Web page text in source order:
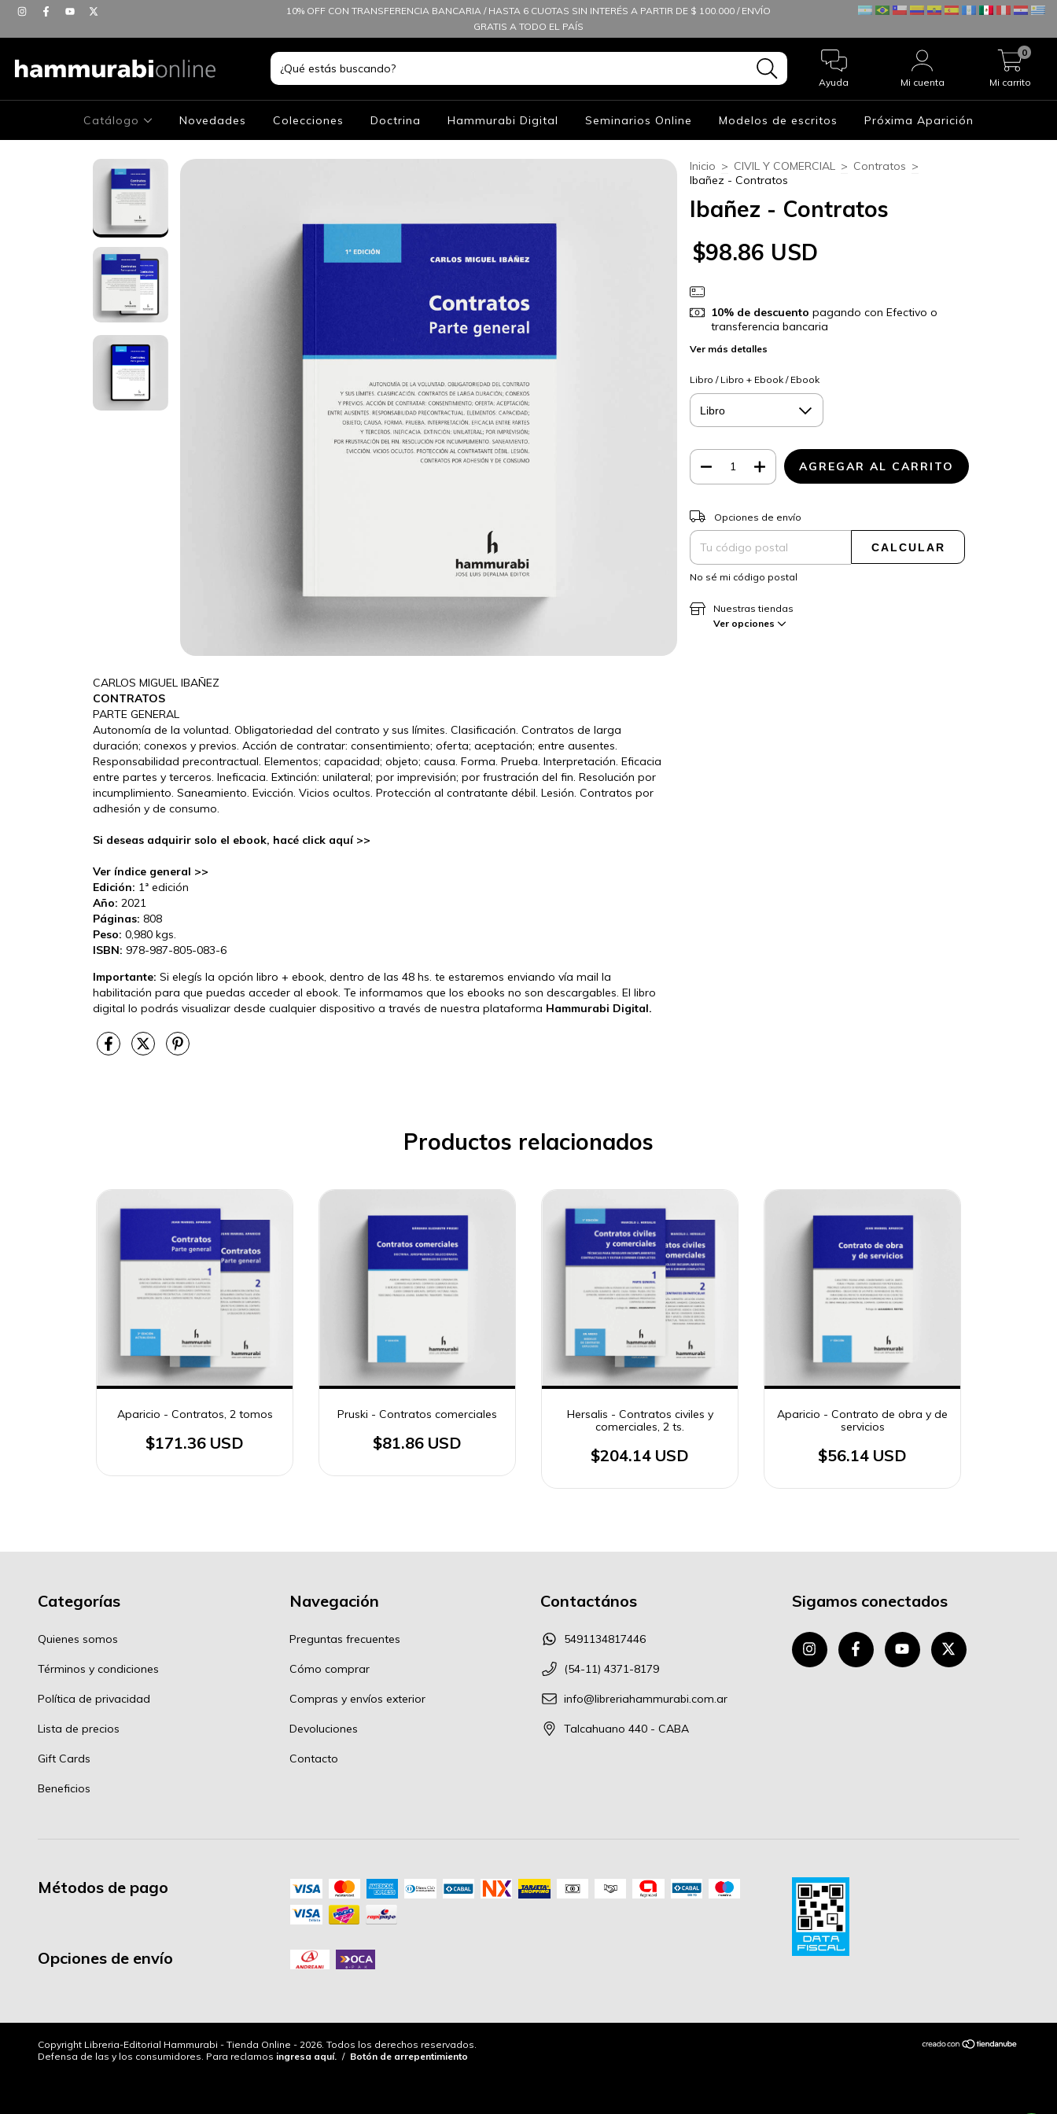
10% OFF CON TRANSFERENCIA BANCARIA / HASTA 6 CUOTAS SIN INTERÉS A PARTIR DE $ 100.000 / ENVÍO
GRATIS A TODO EL PAÍS
Ayuda Mi cuenta Mi carrito
0
Catálogo Novedades Colecciones Doctrina Hammurabi Digital Seminarios Online Modelos de escritos Próxima Aparición
CARLOS MIGUEL IBAÑEZ
CONTRATOS
PARTE GENERAL
Autonomía de la voluntad. Obligatoriedad del contrato y sus límites. Clasificación. Contratos de larga
duración; conexos y previos. Acción de contratar: consentimiento; oferta; aceptación; entre ausentes.
Responsabilidad precontractual. Elementos; capacidad; objeto; causa. Forma. Prueba. Interpretación. Eficacia
entre partes y terceros. Ineficacia. Extinción: unilateral; por imprevisión; por frustración del fin. Resolución por
incumplimiento. Saneamiento. Evicción. Vicios ocultos. Protección al contratante débil. Lesión. Contratos por
adhesión y de consumo.
Si deseas adquirir solo el ebook, hacé click aquí >>
Ver índice general >>
Edición: 1ª edición
Año: 2021
Páginas: 808
Peso: 0,980 kgs.
ISBN: 978-987-805-083-6
Importante: Si elegís la opción libro + ebook, dentro de las 48 hs. te estaremos enviando vía mail la
habilitación para que puedas acceder al ebook. Te informamos que los ebooks no son descargables. El libro
digital lo podrás visualizar desde cualquier dispositivo a través de nuestra plataforma Hammurabi Digital.
Inicio > CIVIL Y COMERCIAL > Contratos >
Ibañez - Contratos
Ibañez - Contratos
$98.86 USD
10% de descuento pagando con Efectivo o
transferencia bancaria
Ver más detalles
Libro / Libro + Ebook / Ebook
Entregas para el CP:
Opciones de envío
CALCULAR
No sé mi código postal
Nuestras tiendas
Ver opciones
Productos relacionados
Aparicio - Contratos, 2 tomos
$171.36 USD
Pruski - Contratos comerciales
$81.86 USD
Hersalis - Contratos civiles y
comerciales, 2 ts.
$204.14 USD
Aparicio - Contrato de obra y de
servicios
$56.14 USD
Categorías
Quienes somos
Términos y condiciones
Política de privacidad
Lista de precios
Gift Cards
Beneficios
Navegación
Preguntas frecuentes
Cómo comprar
Compras y envíos exterior
Devoluciones
Contacto
Contactános
5491134817446
(54-11) 4371-8179
info@libreriahammurabi.com.ar
Talcahuano 440 - CABA
Sigamos conectados
Métodos de pago
Opciones de envío
Copyright Libreria-Editorial Hammurabi - Tienda Online - 2026. Todos los derechos reservados.
Defensa de las y los consumidores. Para reclamos ingresa aquí. / Botón de arrepentimiento